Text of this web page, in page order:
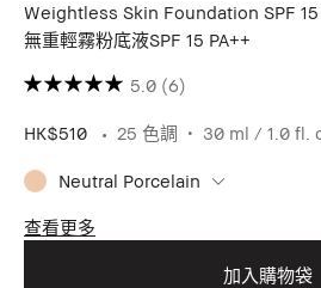
Weightless Skin Foundation SPF 15
無重輕霧粉底液SPF 15 PA++
5.0 (6)
HK$510 25 色調 30 ml / 1.0 fl.
Neutral Porcelain
查看更多
加入購物袋